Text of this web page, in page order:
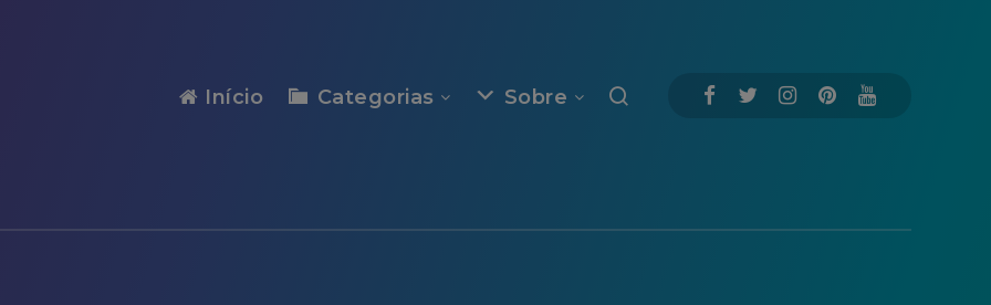
Início Categorias Sobre